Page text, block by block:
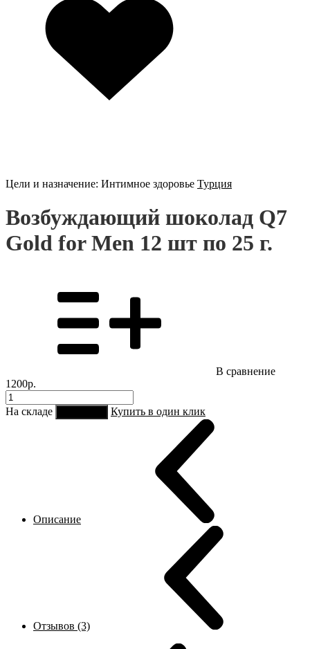
Цели и назначение: Интимное здоровье Турция
Возбуждающий шоколад Q7
Gold for Men 12 шт по 25 г.
В сравнение
1200р.
На складе Купить в один клик
Описание
Отзывов (3)